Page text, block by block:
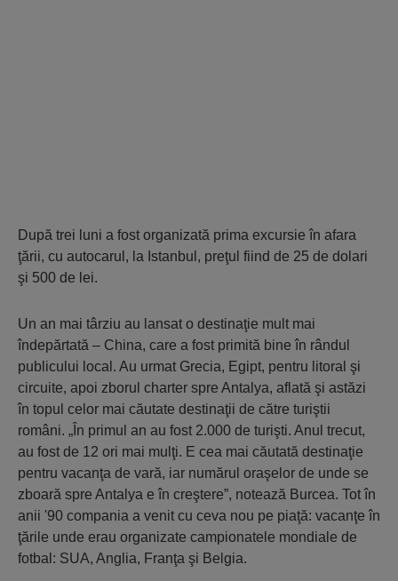
După trei luni a fost organizată prima excursie în afara
ţării, cu autocarul, la Istanbul, preţul fiind de 25 de dolari
şi 500 de lei.
Un an mai târziu au lansat o destinaţie mult mai
îndepărtată – China, care a fost primită bine în rândul
publicului local. Au urmat Grecia, Egipt, pentru litoral şi
circuite, apoi zborul charter spre Antalya, aflată şi astăzi
în topul celor mai căutate destinaţii de către turiştii
români. „În primul an au fost 2.000 de turişti. Anul trecut,
au fost de 12 ori mai mulţi. E cea mai căutată destinaţie
pentru vacanţa de vară, iar numărul oraşelor de unde se
zboară spre Antalya e în creştere”, notează Burcea. Tot în
anii '90 compania a venit cu ceva nou pe piaţă: vacanţe în
ţările unde erau organizate campionatele mondiale de
fotbal: SUA, Anglia, Franţa şi Belgia.